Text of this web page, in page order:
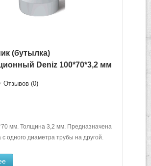
(бутылка)
Deniz 100*70*3,2 мм
Отзывов (0)
мм. Толщина 3,2 мм. Предназначена
одного диаметра трубы на другой.